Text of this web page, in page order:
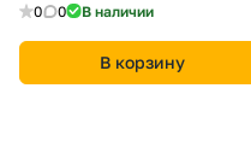
0 0 В наличии
В корзину